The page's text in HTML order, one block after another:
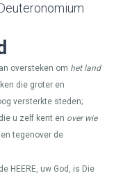
oversteken om het land
die groter en
versterkte steden;
u zelf kent en over wie
tegenover de
HEERE, uw God, is Die